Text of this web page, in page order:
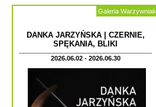
Galeria Warzywniak
DANKA JARZYŃSKA | CZERNIE,
SPĘKANIA, BLIKI
2026.06.02 - 2026.06.30